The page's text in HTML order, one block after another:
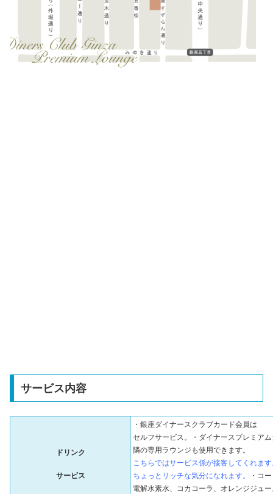
サービス内容
ドリンク
サービス
・銀座ダイナースクラブカード会員は
セルフサービス。・ダイナースプレミア
隣の専用ラウンジも使用できます。
こちらではサービス係が接客してくれま
ちょっとリッチな気分になれます。
・コ
電解水素水、コカコーラ、オレンジジュ